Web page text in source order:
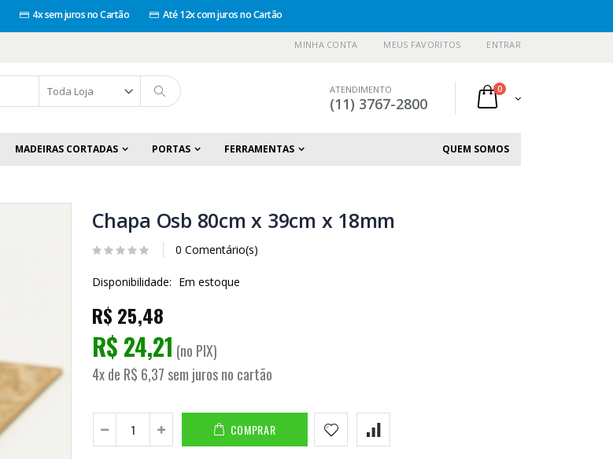
4x sem juros no Cartão Até 12x com juros no Cartão
MINHA CONTA MEUS FAVORITOS ENTRAR
ATENDIMENTO
(11) 3767-2800
0
MADEIRAS CORTADAS PORTAS FERRAMENTAS QUEM SOMOS
Chapa Osb 80cm x 39cm x 18mm
0 Comentário(s)
Disponibilidade: Em estoque
R$ 25,48
R$ 24,21 (no PIX)
4x de R$ 6,37 sem juros no cartão
COMPRAR